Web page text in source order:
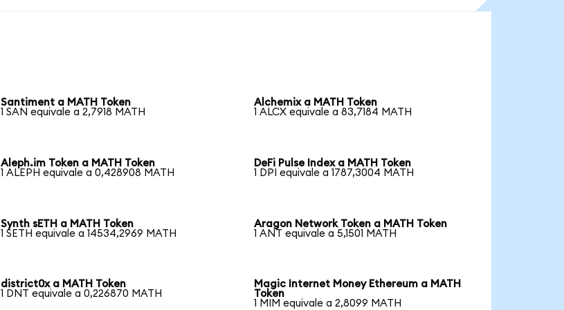
Santiment a MATH Token
1 SAN equivale a 2,7918 MATH
Alchemix a MATH Token
1 ALCX equivale a 83,7184 MATH
Aleph.im Token a MATH Token
1 ALEPH equivale a 0,428908 MATH
DeFi Pulse Index a MATH Token
1 DPI equivale a 1787,3004 MATH
Synth sETH a MATH Token
1 SETH equivale a 14534,2969 MATH
Aragon Network Token a MATH Token
1 ANT equivale a 5,1501 MATH
district0x a MATH Token
1 DNT equivale a 0,226870 MATH
Magic Internet Money Ethereum a MATH
Token
1 MIM equivale a 2,8099 MATH